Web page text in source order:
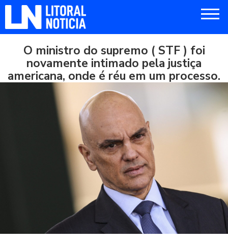
O ministro do supremo ( STF ) foi
novamente intimado pela justiça
americana, onde é réu em um processo.